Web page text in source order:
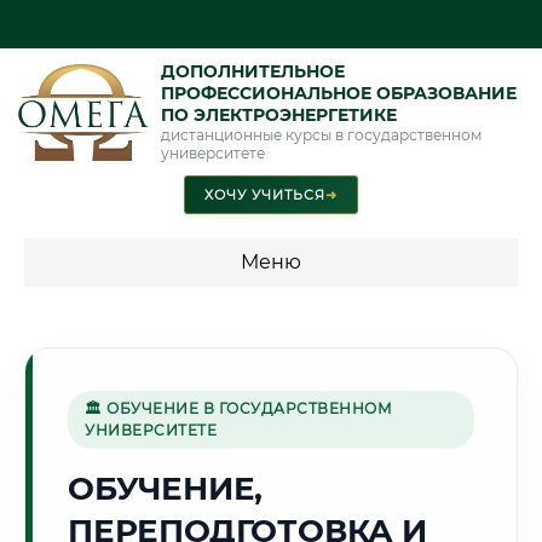
ДОПОЛНИТЕЛЬНОЕ
ПРОФЕССИОНАЛЬНОЕ ОБРАЗОВАНИЕ
ПО ЭЛЕКТРОЭНЕРГЕТИКЕ
дистанционные курсы в государственном
университете
ХОЧУ УЧИТЬСЯ➜
Меню
🏰
Г. ВЕЛИКИЙ НОВГОРОД
🏛 ОБУЧЕНИЕ В ГОСУДАРСТВЕННОМ
УНИВЕРСИТЕТЕ
ОБУЧЕНИЕ,
ПЕРЕПОДГОТОВКА И